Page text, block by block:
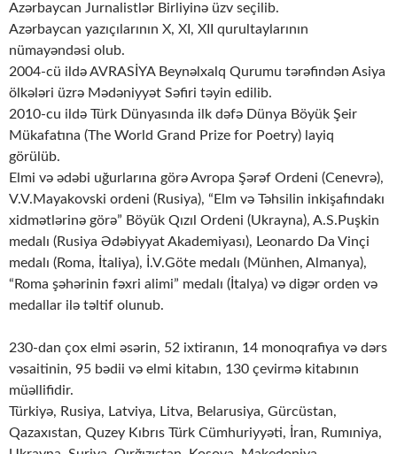
Azərbaycan Jurnalistlər Birliyinə üzv seçilib.
Azərbaycan yazıçılarının X, XI, XII qurultaylarının
nümayəndəsi olub.
2004-cü ildə AVRASİYA Beynəlxalq Qurumu tərəfindən Asiya
ölkələri üzrə Mədəniyyət Səfiri təyin edilib.
2010-cu ildə Türk Dünyasında ilk dəfə Dünya Böyük Şeir
Mükafatına (The World Grand Prize for Poetry) layiq
görülüb.
Elmi və ədəbi uğurlarına görə Avropa Şərəf Ordeni (Cenevrə),
V.V.Mayakovski ordeni (Rusiya), “Elm və Təhsilin inkişafındakı
xidmətlərinə görə” Böyük Qızıl Ordeni (Ukrayna), A.S.Puşkin
medalı (Rusiya Ədəbiyyat Akademiyası), Leonardo Da Vinçi
medalı (Roma, İtaliya), İ.V.Göte medalı (Münhen, Almanya),
“Roma şəhərinin fəxri alimi” medalı (İtalya) və digər orden və
medallar ilə təltif olunub.
230-dan çox elmi əsərin, 52 ixtiranın, 14 monoqrafiya və dərs
vəsaitinin, 95 bədii və elmi kitabın, 130 çevirmə kitabının
müəllifidir.
Türkiyə, Rusiya, Latviya, Litva, Belarusiya, Gürcüstan,
Qazaxıstan, Quzey Kıbrıs Türk Cümhuriyyəti, İran, Rumıniya,